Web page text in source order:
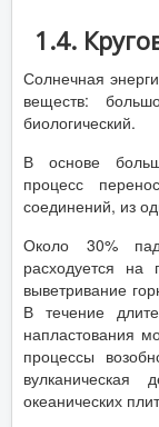
1.4.
Солнечная
веществ:
биологический.
В основе
процесс
соединений, из
Около 30%
расходуется на
выветривание
В течение
напластования
процессы
вулканическая
океанических